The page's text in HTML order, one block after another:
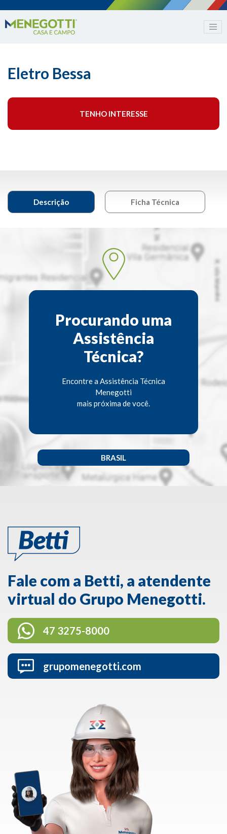
Eletro Bessa
TENHO INTERESSE
Descrição Ficha Técnica
Procurando uma
Assistência
Técnica?
Encontre a Assistência Técnica
Menegotti
mais próxima de você.
BRASIL
Fale com a Betti, a atendente
virtual do Grupo Menegotti.
47 3275-8000
grupomenegotti.com